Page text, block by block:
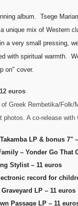
album. Tsege
unique mix of Western
a very small pressing,
with spiritual warmth.
on" cover.
euros
of Greek Rembetika/
photos. A co-release
LP & bonus 7"
– Yonder Go That
Stylist – 11 euros
record for
LP – 11 euros
Passage LP – 11